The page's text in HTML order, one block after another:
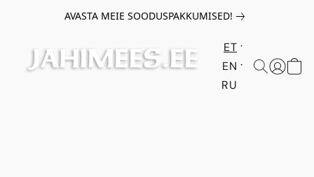
AVASTA MEIE SOODUSPAKKUMISED!
ET
EN
RU